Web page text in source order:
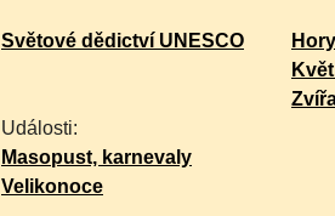
Světové dědictví UNESCO
Hory
Události:
Masopust, karnevaly
Velikonoce